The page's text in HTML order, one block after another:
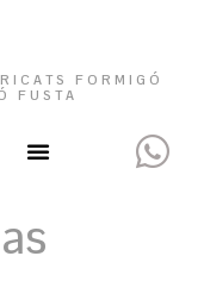
FORMIGÓ
FUSTA